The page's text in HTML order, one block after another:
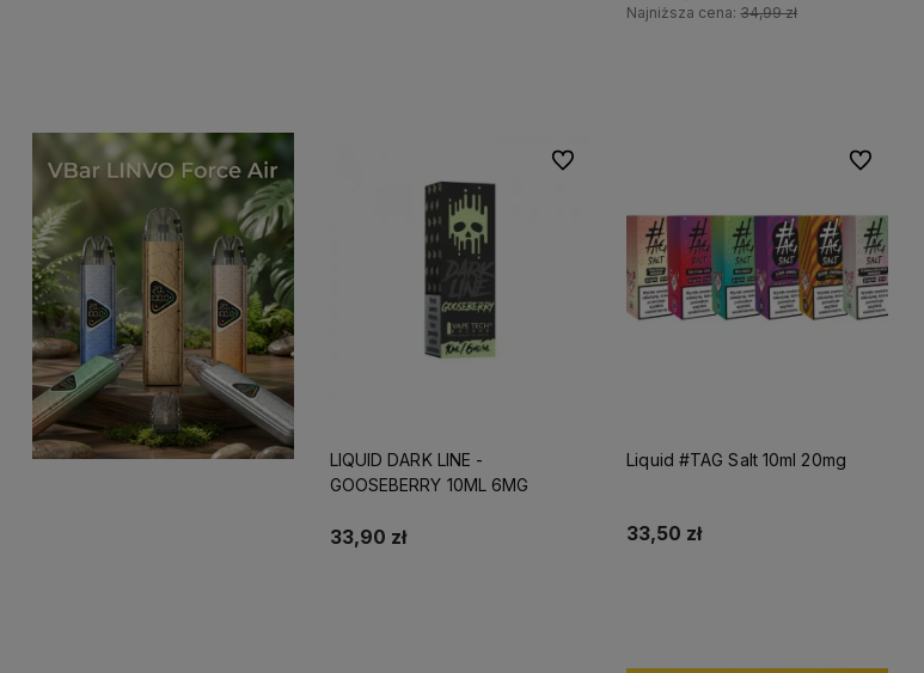
Najniższa cena:34,99 zł
LIQUID DARK LINE -
GOOSEBERRY 10ML 6MG
33,90 zł
Do ulubionych
Liquid #TAG Salt 10ml 20mg
33,50 zł
Do